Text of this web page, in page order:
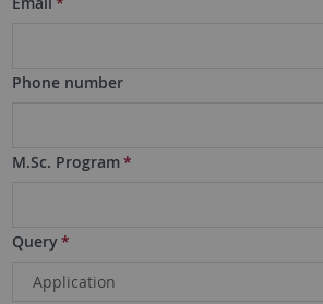
Phone number
M.Sc. Program*
Query*